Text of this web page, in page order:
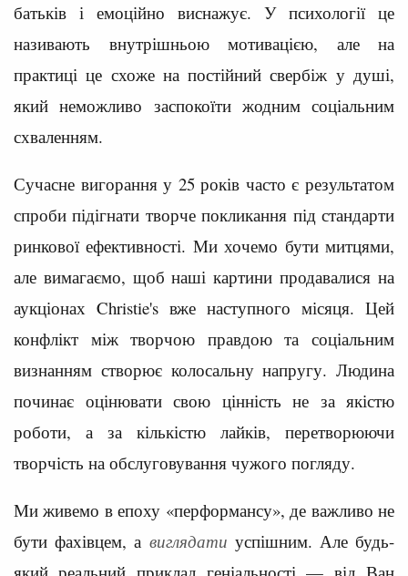
батьків і емоційно виснажує. У психології це
називають внутрішньою мотивацією, але на
практиці це схоже на постійний свербіж у душі,
який неможливо заспокоїти жодним соціальним
схваленням.
Сучасне вигорання у 25 років часто є результатом
спроби підігнати творче покликання під стандарти
ринкової ефективності. Ми хочемо бути митцями,
але вимагаємо, щоб наші картини продавалися на
аукціонах Christie's вже наступного місяця. Цей
конфлікт між творчою правдою та соціальним
визнанням створює колосальну напругу. Людина
починає оцінювати свою цінність не за якістю
роботи, а за кількістю лайків, перетворюючи
творчість на обслуговування чужого погляду.
Ми живемо в епоху «перформансу», де важливо не
бути фахівцем, а виглядати успішним. Але будь-